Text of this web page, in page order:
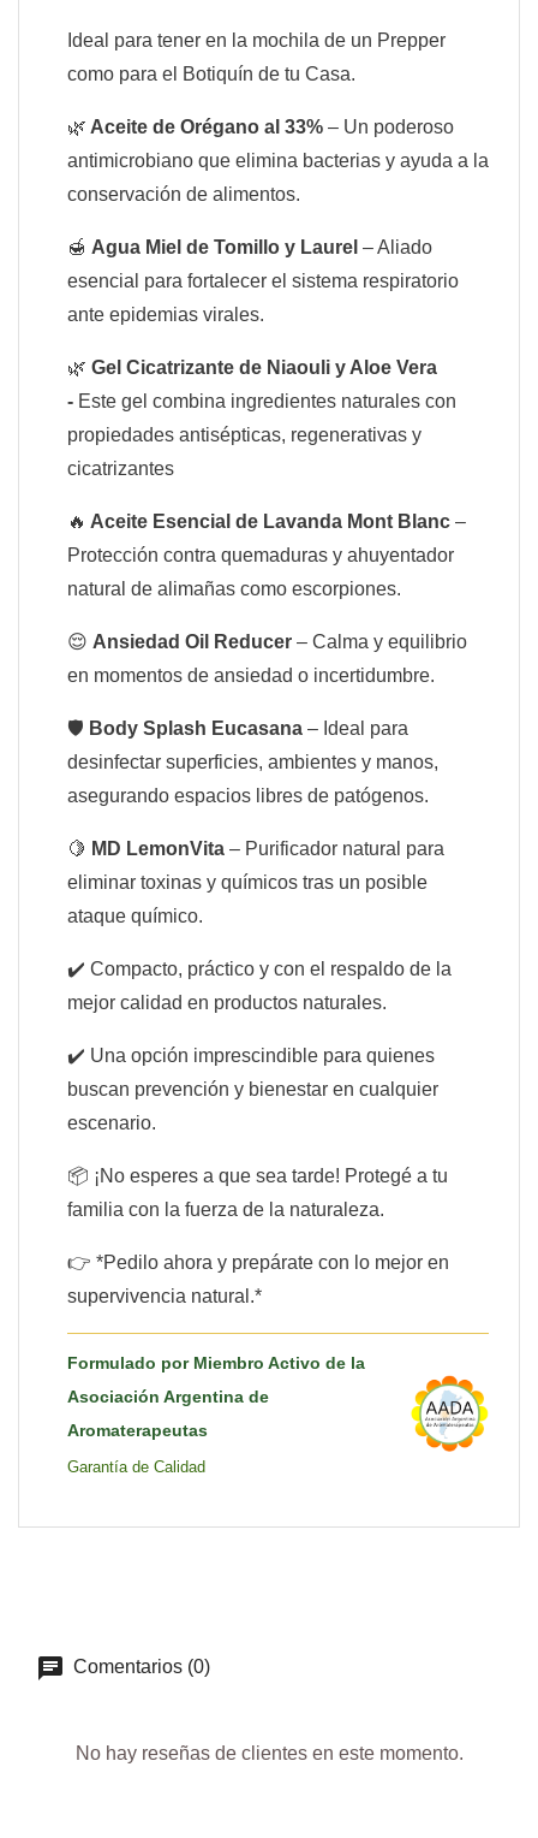
Ideal para tener en la mochila de un Prepper
como para el Botiquín de tu Casa.
🌿 Aceite de Orégano al 33% – Un poderoso
antimicrobiano que elimina bacterias y ayuda a la
conservación de alimentos.
🍯 Agua Miel de Tomillo y Laurel – Aliado
esencial para fortalecer el sistema respiratorio
ante epidemias virales.
🌿 Gel Cicatrizante de Niaouli y Aloe Vera
- Este gel combina ingredientes naturales con
propiedades antisépticas, regenerativas y
cicatrizantes
🔥 Aceite Esencial de Lavanda Mont Blanc –
Protección contra quemaduras y ahuyentador
natural de alimañas como escorpiones.
😌 Ansiedad Oil Reducer – Calma y equilibrio
en momentos de ansiedad o incertidumbre.
🛡️ Body Splash Eucasana – Ideal para
desinfectar superficies, ambientes y manos,
asegurando espacios libres de patógenos.
🍋 MD LemonVita – Purificador natural para
eliminar toxinas y químicos tras un posible
ataque químico.
✔️ Compacto, práctico y con el respaldo de la
mejor calidad en productos naturales.
✔️ Una opción imprescindible para quienes
buscan prevención y bienestar en cualquier
escenario.
📦 ¡No esperes a que sea tarde! Protegé a tu
familia con la fuerza de la naturaleza.
👉 *Pedilo ahora y prepárate con lo mejor en
supervivencia natural.*
Formulado por Miembro Activo de la
Asociación Argentina de
Aromaterapeutas
Garantía de Calidad
Comentarios (0)
No hay reseñas de clientes en este momento.